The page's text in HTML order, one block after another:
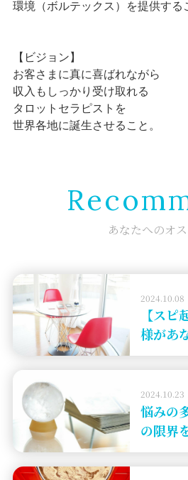
環境（ボルテックス）を提供する
【ビジョン】
お客さまに真に喜ばれながら
収入もしっかり受け取れる
タロットセラピストを
世界各地に誕生させること。
あなたへのオ
2024.10.08
【ス
様があ
と
2024.10.23
悩みの
の限界